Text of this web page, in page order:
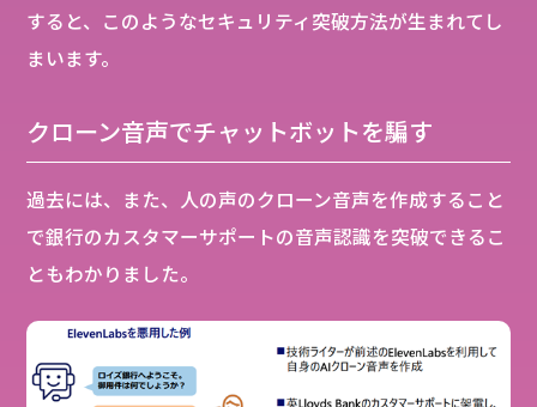
すると、このようなセキュリティ突破方法が生まれてし
まいます。
クローン音声でチャットボットを騙す
過去には、また、人の声のクローン音声を作成すること
で銀行のカスタマーサポートの音声認識を突破できるこ
ともわかりました。